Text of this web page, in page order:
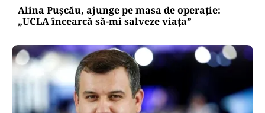
Alina Pușcău, ajunge pe masa de operație:
„UCLA încearcă să-mi salveze viața”